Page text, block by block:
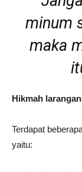
minum
maka
Hikmah
Terdapat
yaitu: